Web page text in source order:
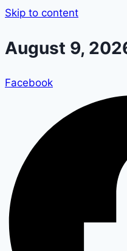
Skip to content
August 9,
Facebook